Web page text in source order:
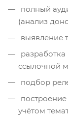
полный
(анализ
выявление
ссылочной
подбор
построение
учётом